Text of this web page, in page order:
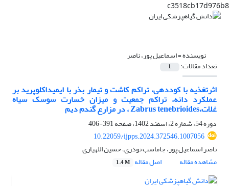
c3518cb17d976b8
نویسنده =اسماعیل پور، ناصر
تعداد مقالات: 1
اثرتغذیه با کوددهی، تراکم کاشت و تیمار بذر با ایمیداکلوپرید بر
عملکرد دانه، تراکم جمعیت و میزان خسارت سوسک سیاه
غلات،Zabrus tenebrioides ، در مزارع گندم دیم
دوره 54، شماره 2، اسفند 1402، صفحه
391-406
10.22059/ijpps.2024.372546.1007056
ناصر اسماعیل پور، جاماسب نوذری، حسین اللهیاری
مشاهده مقاله
اصل مقاله 1.4 M